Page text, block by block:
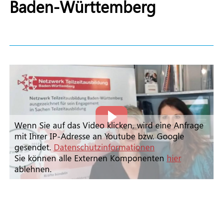
Baden-Württemberg
Wenn Sie auf das Video klicken, wird eine Anfrage
mit Ihrer IP-Adresse an Youtube bzw. Google
gesendet. Datenschutzinformationen
Sie können alle Externen Komponenten hier
ablehnen.